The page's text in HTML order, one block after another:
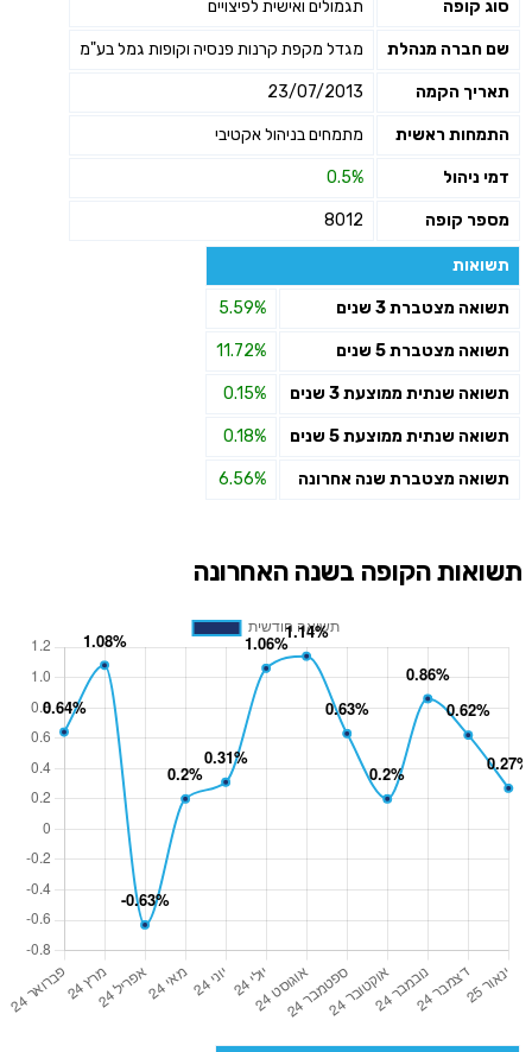
סוג קופה תגמולים ואישית לפיצויים
שם חברה מנהלת מגדל מקפת קרנות פנסיה וקופות גמל בע"מ
תאריך הקמה 23/07/2013
התמחות ראשית מתמחים בניהול אקטיבי
דמי ניהול 0.5%
מספר קופה 8012
תשואות
תשואה מצטברת 3 שנים 5.59%
תשואה מצטברת 5 שנים 11.72%
תשואה שנתית ממוצעת 3 שנים 0.15%
תשואה שנתית ממוצעת 5 שנים 0.18%
תשואה מצטברת שנה אחרונה 6.56%
תשואות הקופה בשנה האחרונה